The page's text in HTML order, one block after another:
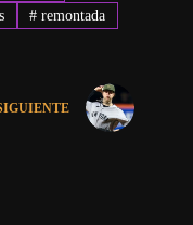
# remontada